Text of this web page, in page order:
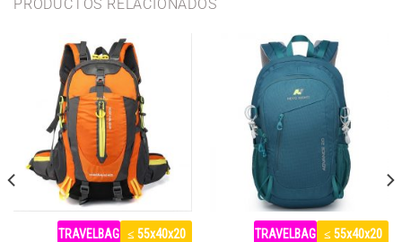
PRODUCTOS RELACIONADOS
TRAVELBAG ≤ 55x40x20 TRAVELBAG ≤ 55x40x20